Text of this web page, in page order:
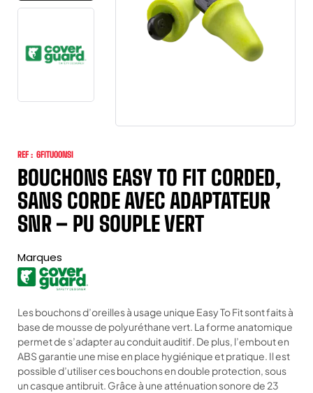
REF : 6FITU00NSI
BOUCHONS EASY TO FIT CORDED,
SANS CORDE AVEC ADAPTATEUR
SNR – PU SOUPLE VERT
Marques
Les bouchons d’oreilles à usage unique Easy To Fit sont faits à
base de mousse de polyuréthane vert. La forme anatomique
permet de s’adapter au conduit auditif. De plus, l’embout en
ABS garantie une mise en place hygiénique et pratique. Il est
possible d’utiliser ces bouchons en double protection, sous
un casque antibruit. Grâce à une atténuation sonore de 23